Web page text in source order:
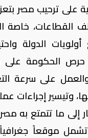
على ترحيب مصر
القطاعات، خاصة
الدولة
حرص الحكومة على
والعمل على سرعة
وتيسير إجراءات
إلى ما تتمتع به
تشمل موقعاً جغرافياً